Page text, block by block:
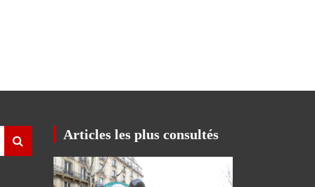
Articles les plus consultés